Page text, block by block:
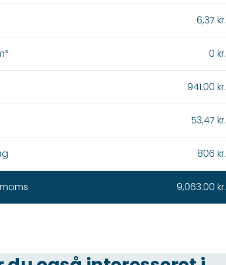
6,37 kr.
0 kr.
941.00 kr.
53,47 kr.
806 kr.
9,063.00 kr.